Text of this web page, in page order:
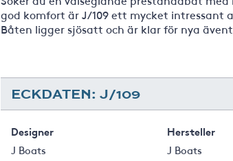
god komfort är J/109 ett mycket intressant
Båten ligger sjösatt och är klar för nya
ECKDATEN: J/109
Designer
J Boats
Hersteller
J Boats